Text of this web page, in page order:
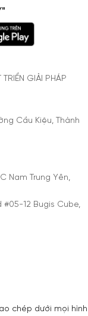
GIẢI PHÁP
Cầu Kiệu, Thành
Nam Trung Yên,
12 Bugis Cube,
chép dưới mọi hình